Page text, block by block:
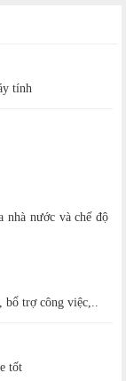
tính
nhà nước và chế độ
bổ trợ công việc,..
tốt